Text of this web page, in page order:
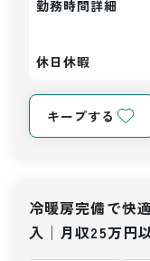
勤務時間詳細
休日休暇
キープする
冷暖房完備で快
入│月収25万円